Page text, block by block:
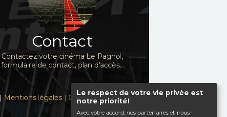
Le respect de votre vie privée est
notre priorité!
Avec votre accord, nos partenaires et nous-
Contact
Contactez votre cinéma Le Pagnol,
formulaire de contact, plan d'accès...
Mentions légales Contact|